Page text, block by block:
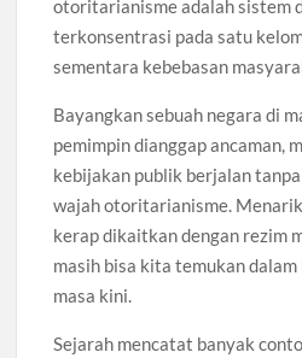
otoritarianisme adalah sistem
terkonsentrasi pada satu
sementara kebebasan
Bayangkan sebuah negara di
pemimpin dianggap ancaman,
kebijakan publik berjalan
wajah otoritarianisme.
kerap dikaitkan dengan rezim
masih bisa kita temukan
masa kini.
Sejarah mencatat banyak